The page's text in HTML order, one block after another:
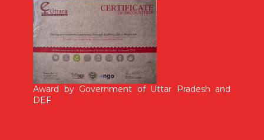
Award by Government of Uttar Pradesh and
DEF